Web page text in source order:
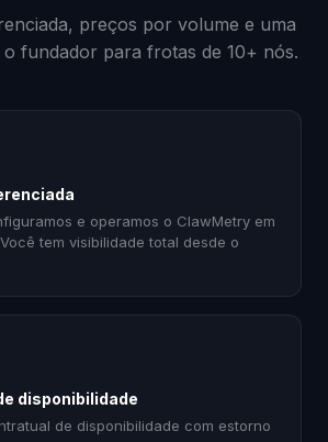
preços por volume e uma
fundador para frotas de 10+ nós.
e operamos o ClawMetry em
tem visibilidade total desde o
disponibilidade
de disponibilidade com estorno